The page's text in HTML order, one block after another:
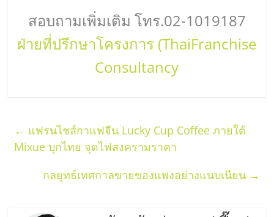
สอบถามเพิ่มเติม โทร.02-1019187
ฝ่ายที่ปรึกษาโครงการ (ThaiFranchise
Consultancy
← แฟรนไชส์กาแฟจีน Lucky Cup Coffee ภายใต้
Mixue บุกไทย จุดไฟสงครามราคา
กลยุทธ์เทศกาลขายของแพงอย่างแนบเนียน →